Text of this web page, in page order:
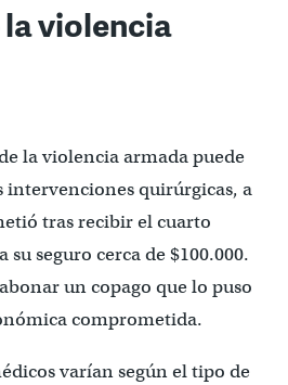
violencia
la violencia armada puede
intervenciones quirúrgicas, a
tras recibir el cuarto
su seguro cerca de $100.000.
un copago que lo puso
comprometida.
varían según el tipo de